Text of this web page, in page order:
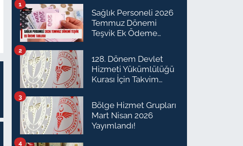
Sağlık Personeli 2026
Temmuz Dönemi
Teşvik Ek Ödeme
1
128. Dönem Devlet
Hizmeti Yükümlülüğü
Kurası İçin Takvim
2
Bölge Hizmet Grupları
Mart Nisan 2026
Yayımlandı!
3
4